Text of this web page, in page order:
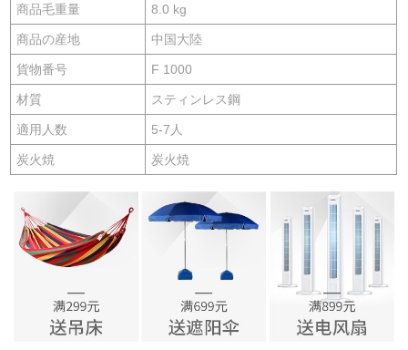
商品毛重量 8.0 kg
商品の産地 中国大陸
貨物番号 F 1000
材質 スティンレス鋼
適用人数 5-7人
炭火焼 炭火焼